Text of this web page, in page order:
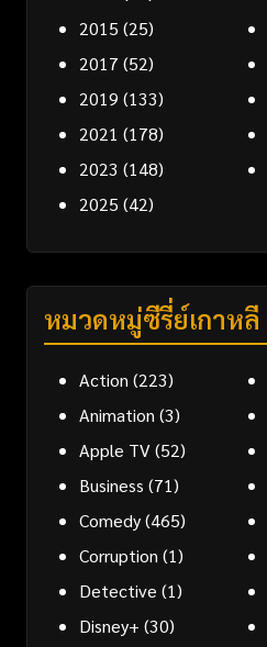
2015 (25)
2017 (52)
2019 (133)
2021 (178)
2023 (148)
2025 (42)
หมวดหมู่ซีรี่ย์เกาหลี
Action (223)
Animation (3)
Apple TV(52)
Business (71)
Comedy(465)
Corruption (1)
Detective (1)
Disney+ (30)